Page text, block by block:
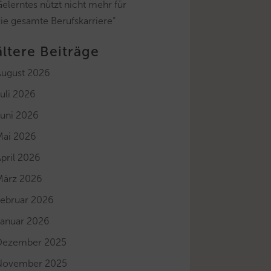
nützt nicht mehr für
gesamte Berufskarriere“
Beiträge
2026
2026
2026
2026
2026
2026
2026
2026
2025
2025